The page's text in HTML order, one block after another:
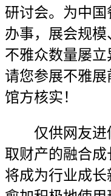
研讨会。为中
办事，展会规
不雅众数量屡立
请您参展不雅
馆方核实！
仅供网友进
取财产的融合
将成为行业成